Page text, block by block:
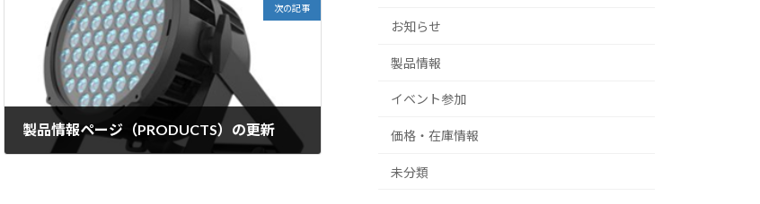
次の記事
製品情報ページ（PRODUCTS）の更新
お知らせ
製品情報
イベント参加
価格・在庫情報
未分類